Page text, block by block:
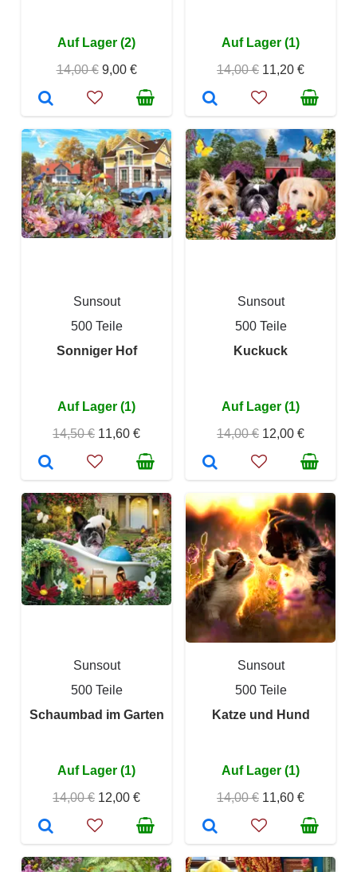
Auf Lager (2)
14,00 € 9,00 €
Auf Lager (1)
14,00 € 11,20 €
Sunsout
500 Teile
Sonniger Hof
Auf Lager (1)
14,50 € 11,60 €
Sunsout
500 Teile
Kuckuck
Auf Lager (1)
14,00 € 12,00 €
Sunsout
500 Teile
Schaumbad im Garten
Auf Lager (1)
14,00 € 12,00 €
Sunsout
500 Teile
Katze und Hund
Auf Lager (1)
14,00 € 11,60 €